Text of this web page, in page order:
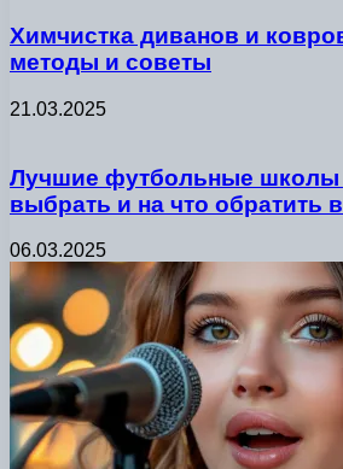
Химчистка диванов и
методы и советы
21.03.2025
Лучшие футбольные школы
выбрать и на что обратить
06.03.2025